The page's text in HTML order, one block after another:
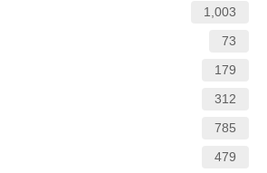
1,003
73
179
312
785
479